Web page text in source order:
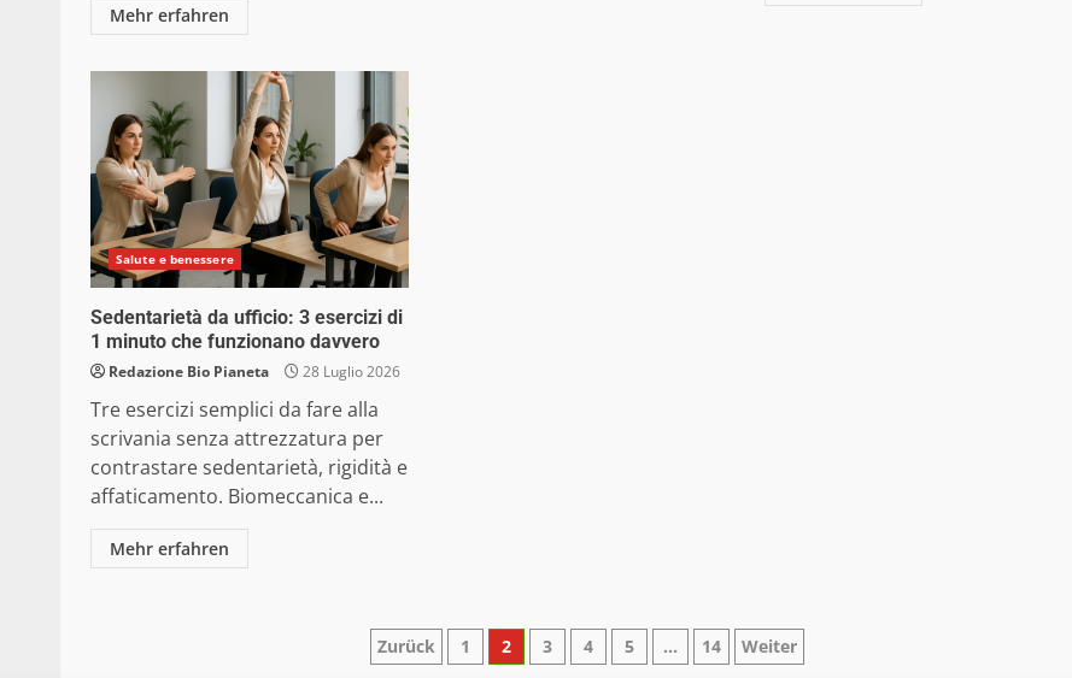
Mehr erfahren
Salute e benessere
Sedentarietà da ufficio: 3 esercizi di
1 minuto che funzionano davvero
Redazione Bio Pianeta 28 Luglio 2026
Tre esercizi semplici da fare alla
scrivania senza attrezzatura per
contrastare sedentarietà, rigidità e
affaticamento. Biomeccanica e...
Mehr erfahren
Paginazione
Zurück 1 2 3 4 5 … 14 Weiter